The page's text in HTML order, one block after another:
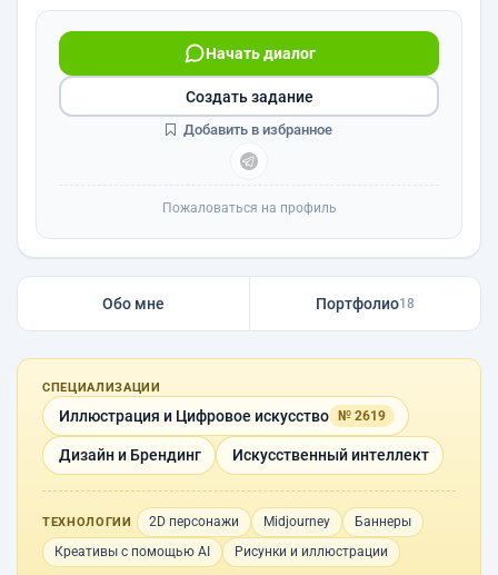
Начать диалог
Создать задание
Добавить в избранное
Пожаловаться на профиль
Обо мне Портфолио18
СПЕЦИАЛИЗАЦИИ
Иллюстрация и Цифровое искусство № 2619
Дизайн и Брендинг Искусственный интеллект
ТЕХНОЛОГИИ 2D персонажи Midjourney
Баннеры
Креативы с помощью AI
Рисунки и иллюстрации